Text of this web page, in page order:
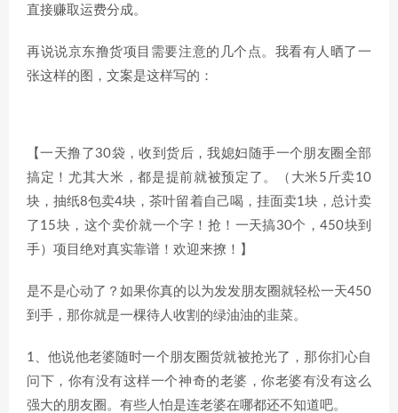
直接赚取运费分成。
再说说京东撸货项目需要注意的几个点。我看有人晒了一
张这样的图，文案是这样写的：
【一天撸了30袋，收到货后，我媳妇随手一个朋友圈全部
搞定！尤其大米，都是提前就被预定了。（大米5斤卖10
块，抽纸8包卖4块，茶叶留着自己喝，挂面卖1块，总计卖
了15块，这个卖价就一个字！抢！一天搞30个，450块到
手）项目绝对真实靠谱！欢迎来撩！】
是不是心动了？如果你真的以为发发朋友圈就轻松一天450
到手，那你就是一棵待人收割的绿油油的韭菜。
1、他说他老婆随时一个朋友圈货就被抢光了，那你扪心自
问下，你有没有这样一个神奇的老婆，你老婆有没有这么
强大的朋友圈。有些人怕是连老婆在哪都还不知道吧。